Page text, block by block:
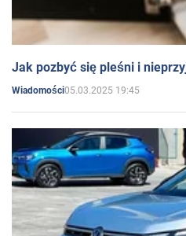
Jak pozbyć się pleśni i
Wiadomości05.03.2025 19:45